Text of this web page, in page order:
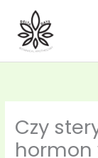
content
Czy
hormon